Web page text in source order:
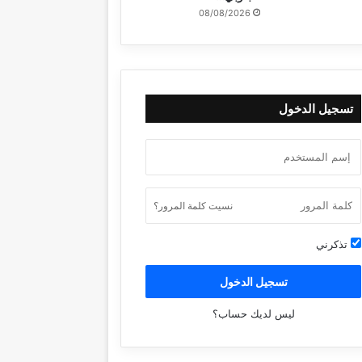
08/08/2026
تسجيل الدخول
نسيت كلمة المرور؟
تذكرني
تسجيل الدخول
ليس لديك حساب؟